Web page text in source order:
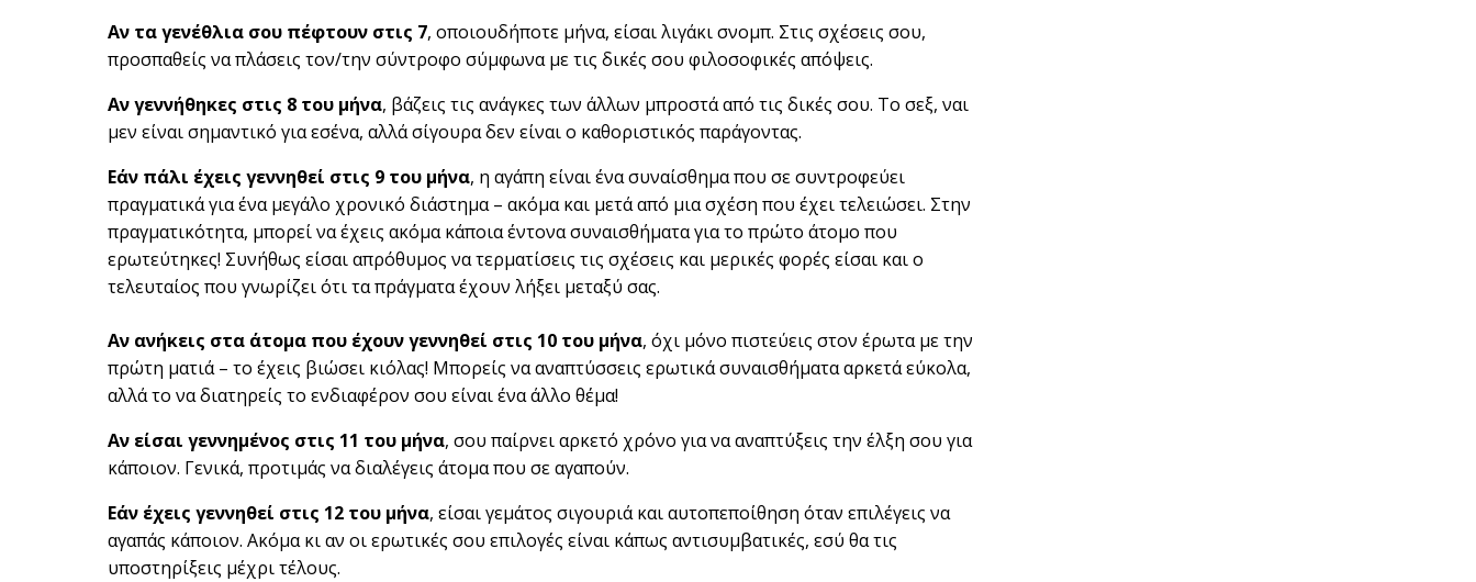
Αν τα γενέθλια σου πέφτουν στις 7, οποιουδήποτε μήνα, είσαι λιγάκι σνομπ. Στις σχέσεις σου,
προσπαθείς να πλάσεις τον/την σύντροφο σύμφωνα με τις δικές σου φιλοσοφικές απόψεις.
Αν γεννήθηκες στις 8 του μήνα, βάζεις τις ανάγκες των άλλων μπροστά από τις δικές σου. Το σεξ, ναι
μεν είναι σημαντικό για εσένα, αλλά σίγουρα δεν είναι ο καθοριστικός παράγοντας.
Εάν πάλι έχεις γεννηθεί στις 9 του μήνα, η αγάπη είναι ένα συναίσθημα που σε συντροφεύει
πραγματικά για ένα μεγάλο χρονικό διάστημα – ακόμα και μετά από μια σχέση που έχει τελειώσει. Στην
πραγματικότητα, μπορεί να έχεις ακόμα κάποια έντονα συναισθήματα για το πρώτο άτομο που
ερωτεύτηκες! Συνήθως είσαι απρόθυμος να τερματίσεις τις σχέσεις και μερικές φορές είσαι και ο
τελευταίος που γνωρίζει ότι τα πράγματα έχουν λήξει μεταξύ σας.
Αν ανήκεις στα άτομα που έχουν γεννηθεί στις 10 του μήνα, όχι μόνο πιστεύεις στον έρωτα με την
πρώτη ματιά – το έχεις βιώσει κιόλας! Μπορείς να αναπτύσσεις ερωτικά συναισθήματα αρκετά εύκολα,
αλλά το να διατηρείς το ενδιαφέρον σου είναι ένα άλλο θέμα!
Αν είσαι γεννημένος στις 11 του μήνα, σου παίρνει αρκετό χρόνο για να αναπτύξεις την έλξη σου για
κάποιον. Γενικά, προτιμάς να διαλέγεις άτομα που σε αγαπούν.
Εάν έχεις γεννηθεί στις 12 του μήνα, είσαι γεμάτος σιγουριά και αυτοπεποίθηση όταν επιλέγεις να
αγαπάς κάποιον. Ακόμα κι αν οι ερωτικές σου επιλογές είναι κάπως αντισυμβατικές, εσύ θα τις
υποστηρίξεις μέχρι τέλους.